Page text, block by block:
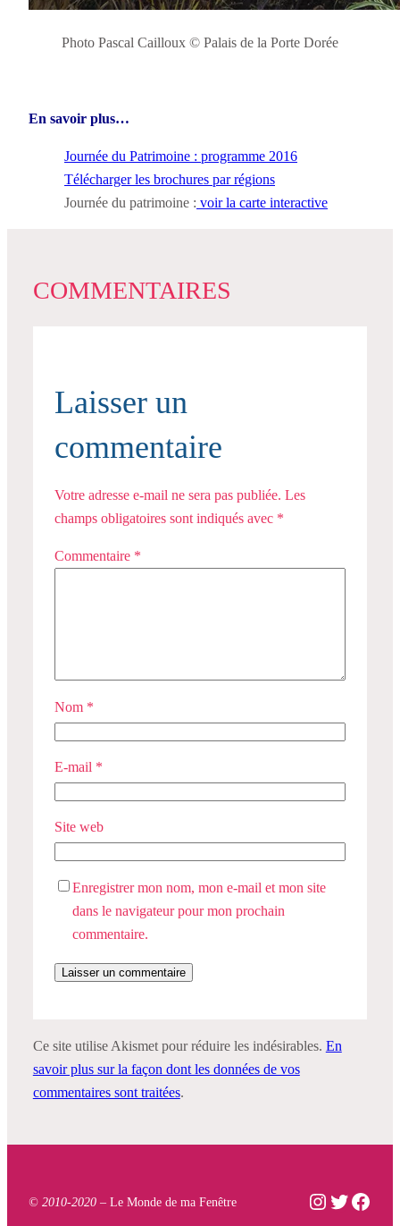
Photo Pascal Cailloux © Palais de la Porte Dorée
En savoir plus…
Journée du Patrimoine : programme 2016
Télécharger les brochures par régions
Journée du patrimoine : voir la carte interactive
COMMENTAIRES
Laisser un
commentaire
Votre adresse e-mail ne sera pas publiée. Les
champs obligatoires sont indiqués avec *
Commentaire *
Nom *
E-mail *
Site web
Enregistrer mon nom, mon e-mail et mon site
dans le navigateur pour mon prochain
commentaire.
Ce site utilise Akismet pour réduire les indésirables. En
savoir plus sur la façon dont les données de vos
commentaires sont traitées.
© 2010-2020 – Le Monde de ma Fenêtre Instagram
Twitter